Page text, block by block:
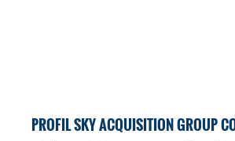
PROFIL SKY ACQUISITION GROUP